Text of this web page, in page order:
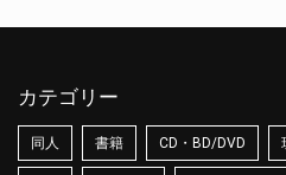
カテゴリー
同人 書籍 CD・BD/DVD